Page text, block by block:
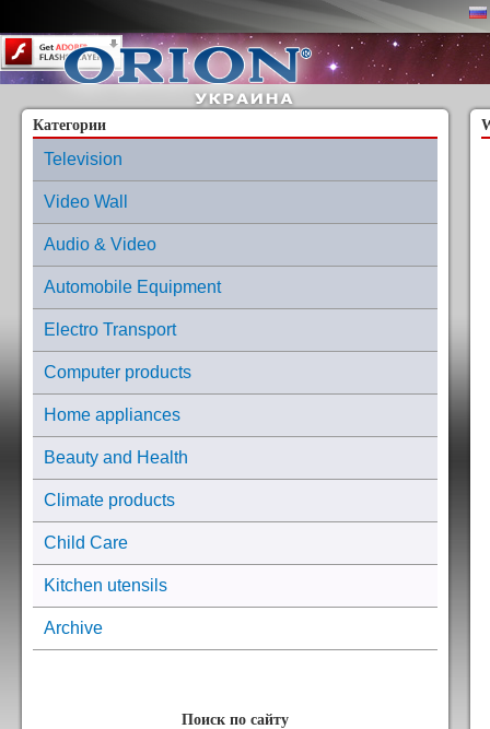
Content on this page requires a newer version of Adobe Flash Player.
Категории
Television
Video Wall
Audio & Video
Automobile Equipment
Electro Transport
Computer products
Home appliances
Beauty and Health
Climate products
Child Care
Kitchen utensils
Archive
Поиск по сайту